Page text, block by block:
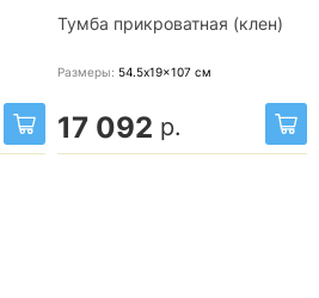
Тумба прикроватная (клен)
Размеры: 54.5x19x107 см
17 092 р.